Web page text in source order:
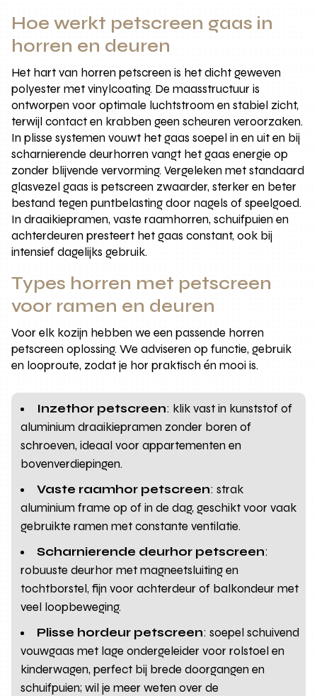
Hoe werkt petscreen gaas in
horren en deuren
Het hart van horren petscreen is het dicht geweven
polyester met vinylcoating. De maasstructuur is
ontworpen voor optimale luchtstroom en stabiel zicht,
terwijl contact en krabben geen scheuren veroorzaken.
In plisse systemen vouwt het gaas soepel in en uit en bij
scharnierende deurhorren vangt het gaas energie op
zonder blijvende vervorming. Vergeleken met standaard
glasvezel gaas is petscreen zwaarder, sterker en beter
bestand tegen puntbelasting door nagels of speelgoed.
In draaikiepramen, vaste raamhorren, schuifpuien en
achterdeuren presteert het gaas constant, ook bij
intensief dagelijks gebruik.
Types horren met petscreen
voor ramen en deuren
Voor elk kozijn hebben we een passende horren
petscreen oplossing. We adviseren op functie, gebruik
en looproute, zodat je hor praktisch én mooi is.
Inzethor petscreen: klik vast in kunststof of
aluminium draaikiepramen zonder boren of
schroeven, ideaal voor appartementen en
bovenverdiepingen.
Vaste raamhor petscreen: strak
aluminium frame op of in de dag, geschikt voor vaak
gebruikte ramen met constante ventilatie.
Scharnierende deurhor petscreen:
robuuste deurhor met magneetsluiting en
tochtborstel, fijn voor achterdeur of balkondeur met
veel loopbeweging.
Plisse hordeur petscreen: soepel schuivend
vouwgaas met lage ondergeleider voor rolstoel en
kinderwagen, perfect bij brede doorgangen en
schuifpuien; wil je meer weten over de